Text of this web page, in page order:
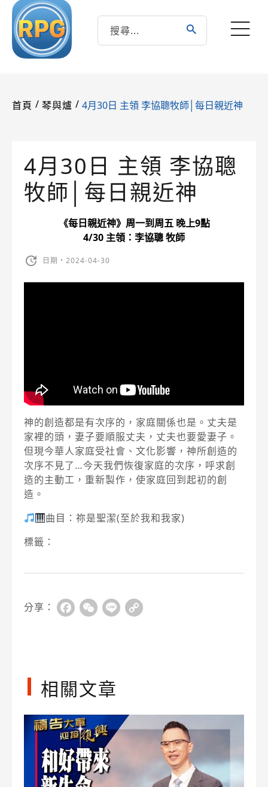
首頁 / 琴與爐 / 4月30日 主領 李協聰牧師│每日親近神
4月30日 主領 李協聰
牧師│每日親近神
《每日親近神》周一到周五 晚上9點
4/30 主領：李協聰 牧師
日期・2024-04-30
神的創造都是有次序的，家庭關係也是。丈夫是
家裡的頭，妻子要順服丈夫，丈夫也要愛妻子。
但現今華人家庭受社會、文化影響，神所創造的
次序不見了…今天我們恢復家庭的次序，呼求創
造的主動工，重新製作，使家庭回到起初的創
造。
曲目：祢是聖潔(至於我和我家)
標籤：
分享： FacebookWeChat
Line
相關文章